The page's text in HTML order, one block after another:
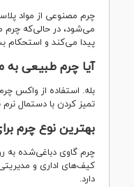
چرم مصنوعی از مواد
می‌شود، در حالی‌که
پیدا می‌کند و استحکام
آیا چرم طبیعی به
بله. استفاده از واکس
تمیز کردن با دستمال
بهترین نوع چرم
چرم گاوی دباغی‌شده به
کیف‌های اداری و
دارد.